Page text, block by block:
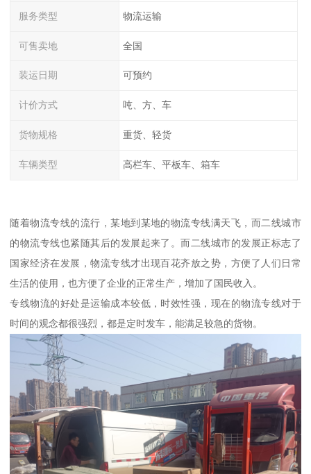
服务类型 物流运输
可售卖地 全国
装运日期 可预约
计价方式 吨、方、车
货物规格 重货、轻货
车辆类型 高栏车、平板车、箱车
随着物流专线的流行，某地到某地的物流专线满天飞，而二线城市
的物流专线也紧随其后的发展起来了。而二线城市的发展正标志了
国家经济在发展，物流专线才出现百花齐放之势，方便了人们日常
生活的使用，也方便了企业的正常生产，增加了国民收入。
专线物流的好处是运输成本较低，时效性强，现在的物流专线对于
时间的观念都很强烈，都是定时发车，能满足较急的货物。